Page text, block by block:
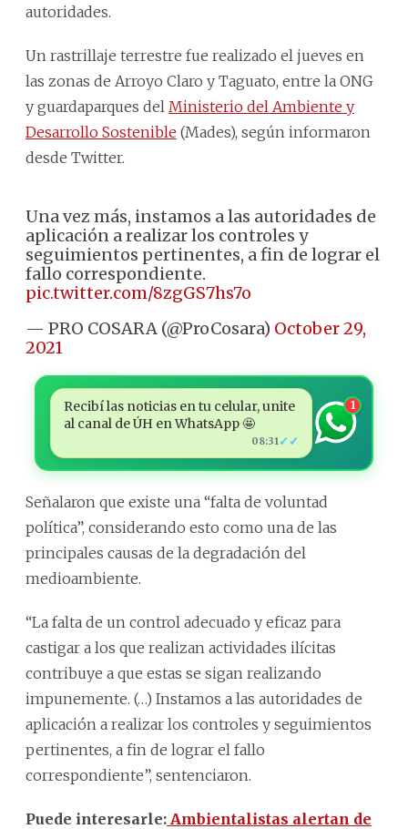
autoridades.
Un rastrillaje terrestre fue realizado el jueves en
las zonas de Arroyo Claro y Taguato, entre la ONG
y guardaparques del Ministerio del Ambiente y
Desarrollo Sostenible (Mades), según informaron
desde Twitter.
Una vez más, instamos a las autoridades de
aplicación a realizar los controles y
seguimientos pertinentes, a fin de lograr el
fallo correspondiente.
pic.twitter.com/8zgGS7hs7o
— PRO COSARA (@ProCosara) October 29,
2021
Recibí las noticias en tu celular, unite
al canal de ÚH en WhatsApp 🤩
08:31 ✓✓
1
Señalaron que existe una “falta de voluntad
política”, considerando esto como una de las
principales causas de la degradación del
medioambiente.
“La falta de un control adecuado y eficaz para
castigar a los que realizan actividades ilícitas
contribuye a que estas se sigan realizando
impunemente. (…) Instamos a las autoridades de
aplicación a realizar los controles y seguimientos
pertinentes, a fin de lograr el fallo
correspondiente”, sentenciaron.
Puede interesarle: Ambientalistas alertan de